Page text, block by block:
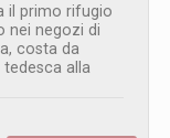
il primo rifugio
nei negozi di
costa da
alla